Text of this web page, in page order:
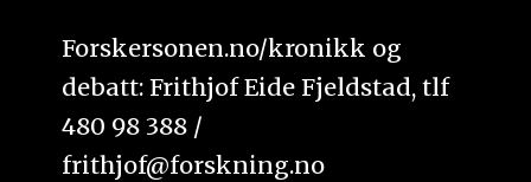
Forskersonen.no/kronikk og
debatt: Frithjof Eide Fjeldstad, tlf
480 98 388 /
frithjof@forskning.no